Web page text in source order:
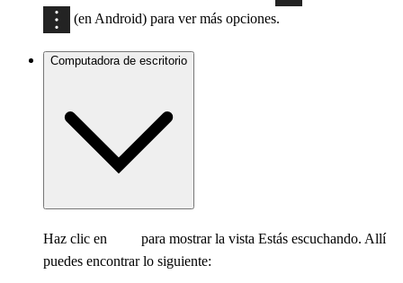
(en Android) para ver más opciones.
Computadora de escritorio
Haz clic en
para mostrar la vista Estás escuchando. Allí
puedes encontrar lo siguiente: